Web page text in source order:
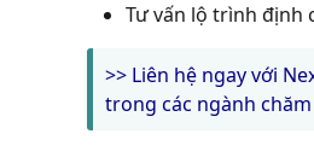
Tư vấn lộ trình định
>> Liên hệ ngay với
trong các ngành